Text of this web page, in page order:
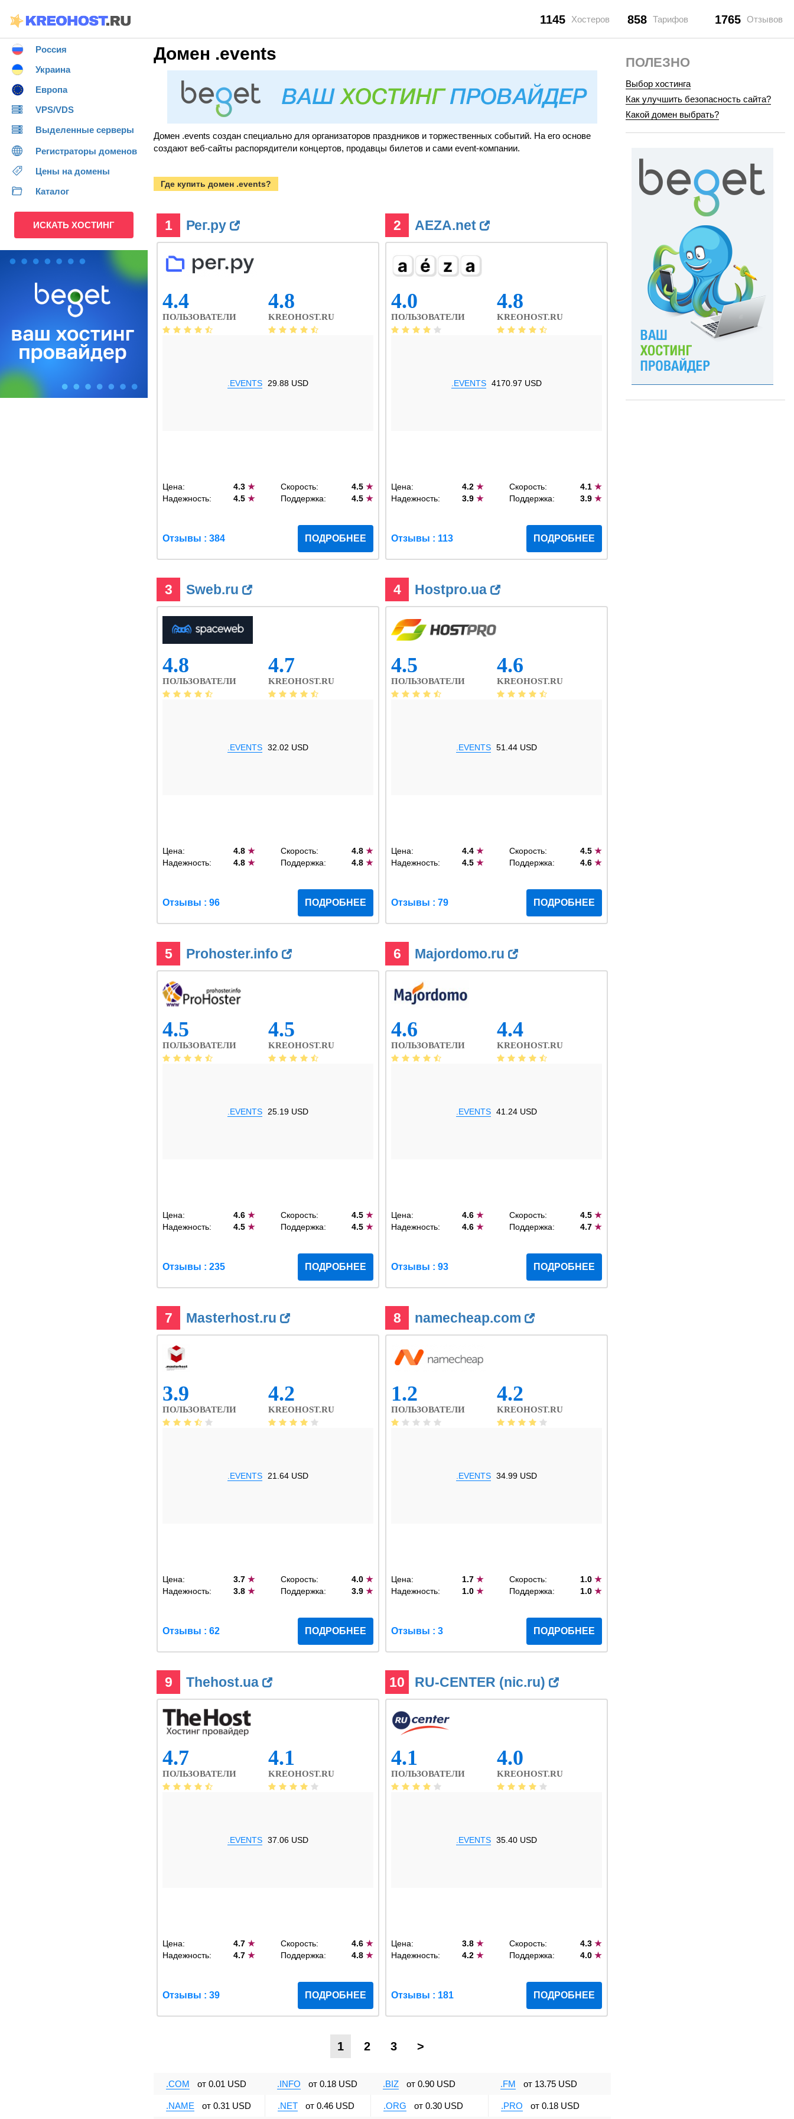
Россия
Украина
Европа
VPS/VDS
Выделенные серверы
Регистраторы доменов
Цены на домены
Каталог
ИСКАТЬ ХОСТИНГ
1145 Хостеров 858 Тарифов 1765 Отзывов
Домен .events
Домен .events создан специально для организаторов праздников и торжественных событий. На его основе
создают веб-сайты распорядители концертов, продавцы билетов и сами event-компании.
Где купить домен .events?
1 Рег.ру
4.4
ПОЛЬЗОВАТЕЛИ
4.8
KREOHOST.RU
.EVENTS 29.88 USD
Цена: 4.3★ Скорость: 4.5 ★
Надежность:
4.5★ Поддержка: 4.5 ★
Отзывы : 384 ПОДРОБНЕЕ
2 AEZA.net
4.0
ПОЛЬЗОВАТЕЛИ
4.8
KREOHOST.RU
.EVENTS 4170.97 USD
Цена: 4.2★ Скорость: 4.1 ★
Надежность:
3.9★ Поддержка: 3.9 ★
Отзывы : 113 ПОДРОБНЕЕ
3 Sweb.ru
4.8
ПОЛЬЗОВАТЕЛИ
4.7
KREOHOST.RU
.EVENTS 32.02 USD
Цена: 4.8★ Скорость: 4.8 ★
Надежность:
4.8★ Поддержка: 4.8 ★
Отзывы : 96 ПОДРОБНЕЕ
4 Hostpro.ua
4.5
ПОЛЬЗОВАТЕЛИ
4.6
KREOHOST.RU
.EVENTS 51.44 USD
Цена: 4.4★ Скорость: 4.5 ★
Надежность:
4.5★ Поддержка: 4.6 ★
Отзывы : 79 ПОДРОБНЕЕ
5 Prohoster.info
4.5
ПОЛЬЗОВАТЕЛИ
4.5
KREOHOST.RU
.EVENTS 25.19 USD
Цена: 4.6★ Скорость: 4.5 ★
Надежность:
4.5★ Поддержка: 4.5 ★
Отзывы : 235 ПОДРОБНЕЕ
6 Majordomo.ru
4.6
ПОЛЬЗОВАТЕЛИ
4.4
KREOHOST.RU
.EVENTS 41.24 USD
Цена: 4.6★ Скорость: 4.5 ★
Надежность:
4.6★ Поддержка: 4.7 ★
Отзывы : 93 ПОДРОБНЕЕ
7 Masterhost.ru
3.9
ПОЛЬЗОВАТЕЛИ
4.2
KREOHOST.RU
.EVENTS 21.64 USD
Цена: 3.7★ Скорость: 4.0 ★
Надежность:
3.8★ Поддержка: 3.9 ★
Отзывы : 62 ПОДРОБНЕЕ
8 namecheap.com
1.2
ПОЛЬЗОВАТЕЛИ
4.2
KREOHOST.RU
.EVENTS 34.99 USD
Цена: 1.7★ Скорость: 1.0 ★
Надежность:
1.0★ Поддержка: 1.0 ★
Отзывы : 3 ПОДРОБНЕЕ
9 Thehost.ua
4.7
ПОЛЬЗОВАТЕЛИ
4.1
KREOHOST.RU
.EVENTS 37.06 USD
Цена: 4.7★ Скорость: 4.6 ★
Надежность:
4.7★ Поддержка: 4.8 ★
Отзывы : 39 ПОДРОБНЕЕ
10 RU-CENTER (nic.ru)
4.1
ПОЛЬЗОВАТЕЛИ
4.0
KREOHOST.RU
.EVENTS 35.40 USD
Цена: 3.8★ Скорость: 4.3 ★
Надежность:
4.2★ Поддержка: 4.0 ★
Отзывы : 181 ПОДРОБНЕЕ
1 2 3 >
.COM от 0.01 USD .INFO от 0.18 USD .BIZ от 0.90 USD .FM от 13.75 USD
.NAME от 0.31 USD .NET от 0.46 USD .ORG от 0.30 USD .PRO от 0.18 USD
ПОЛЕЗНО
Выбор хостинга
Как улучшить безопасность сайта?
Какой домен выбрать?